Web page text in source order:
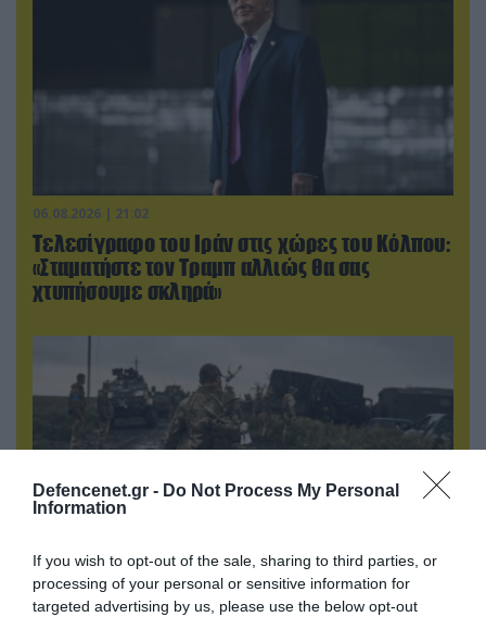
Defencenet.gr - Do Not Process My Personal
Information
If you wish to opt-out of the sale, sharing to third parties, or
processing of your personal or sensitive information for
targeted advertising by us, please use the below opt-out
06.08.2026 | 21:02
Τελεσίγραφο του Ιράν στις χώρες του Κόλπου:
«Σταματήστε τον Τραμπ αλλιώς θα σας
χτυπήσουμε σκληρά»
06.08.2026 | 17:02